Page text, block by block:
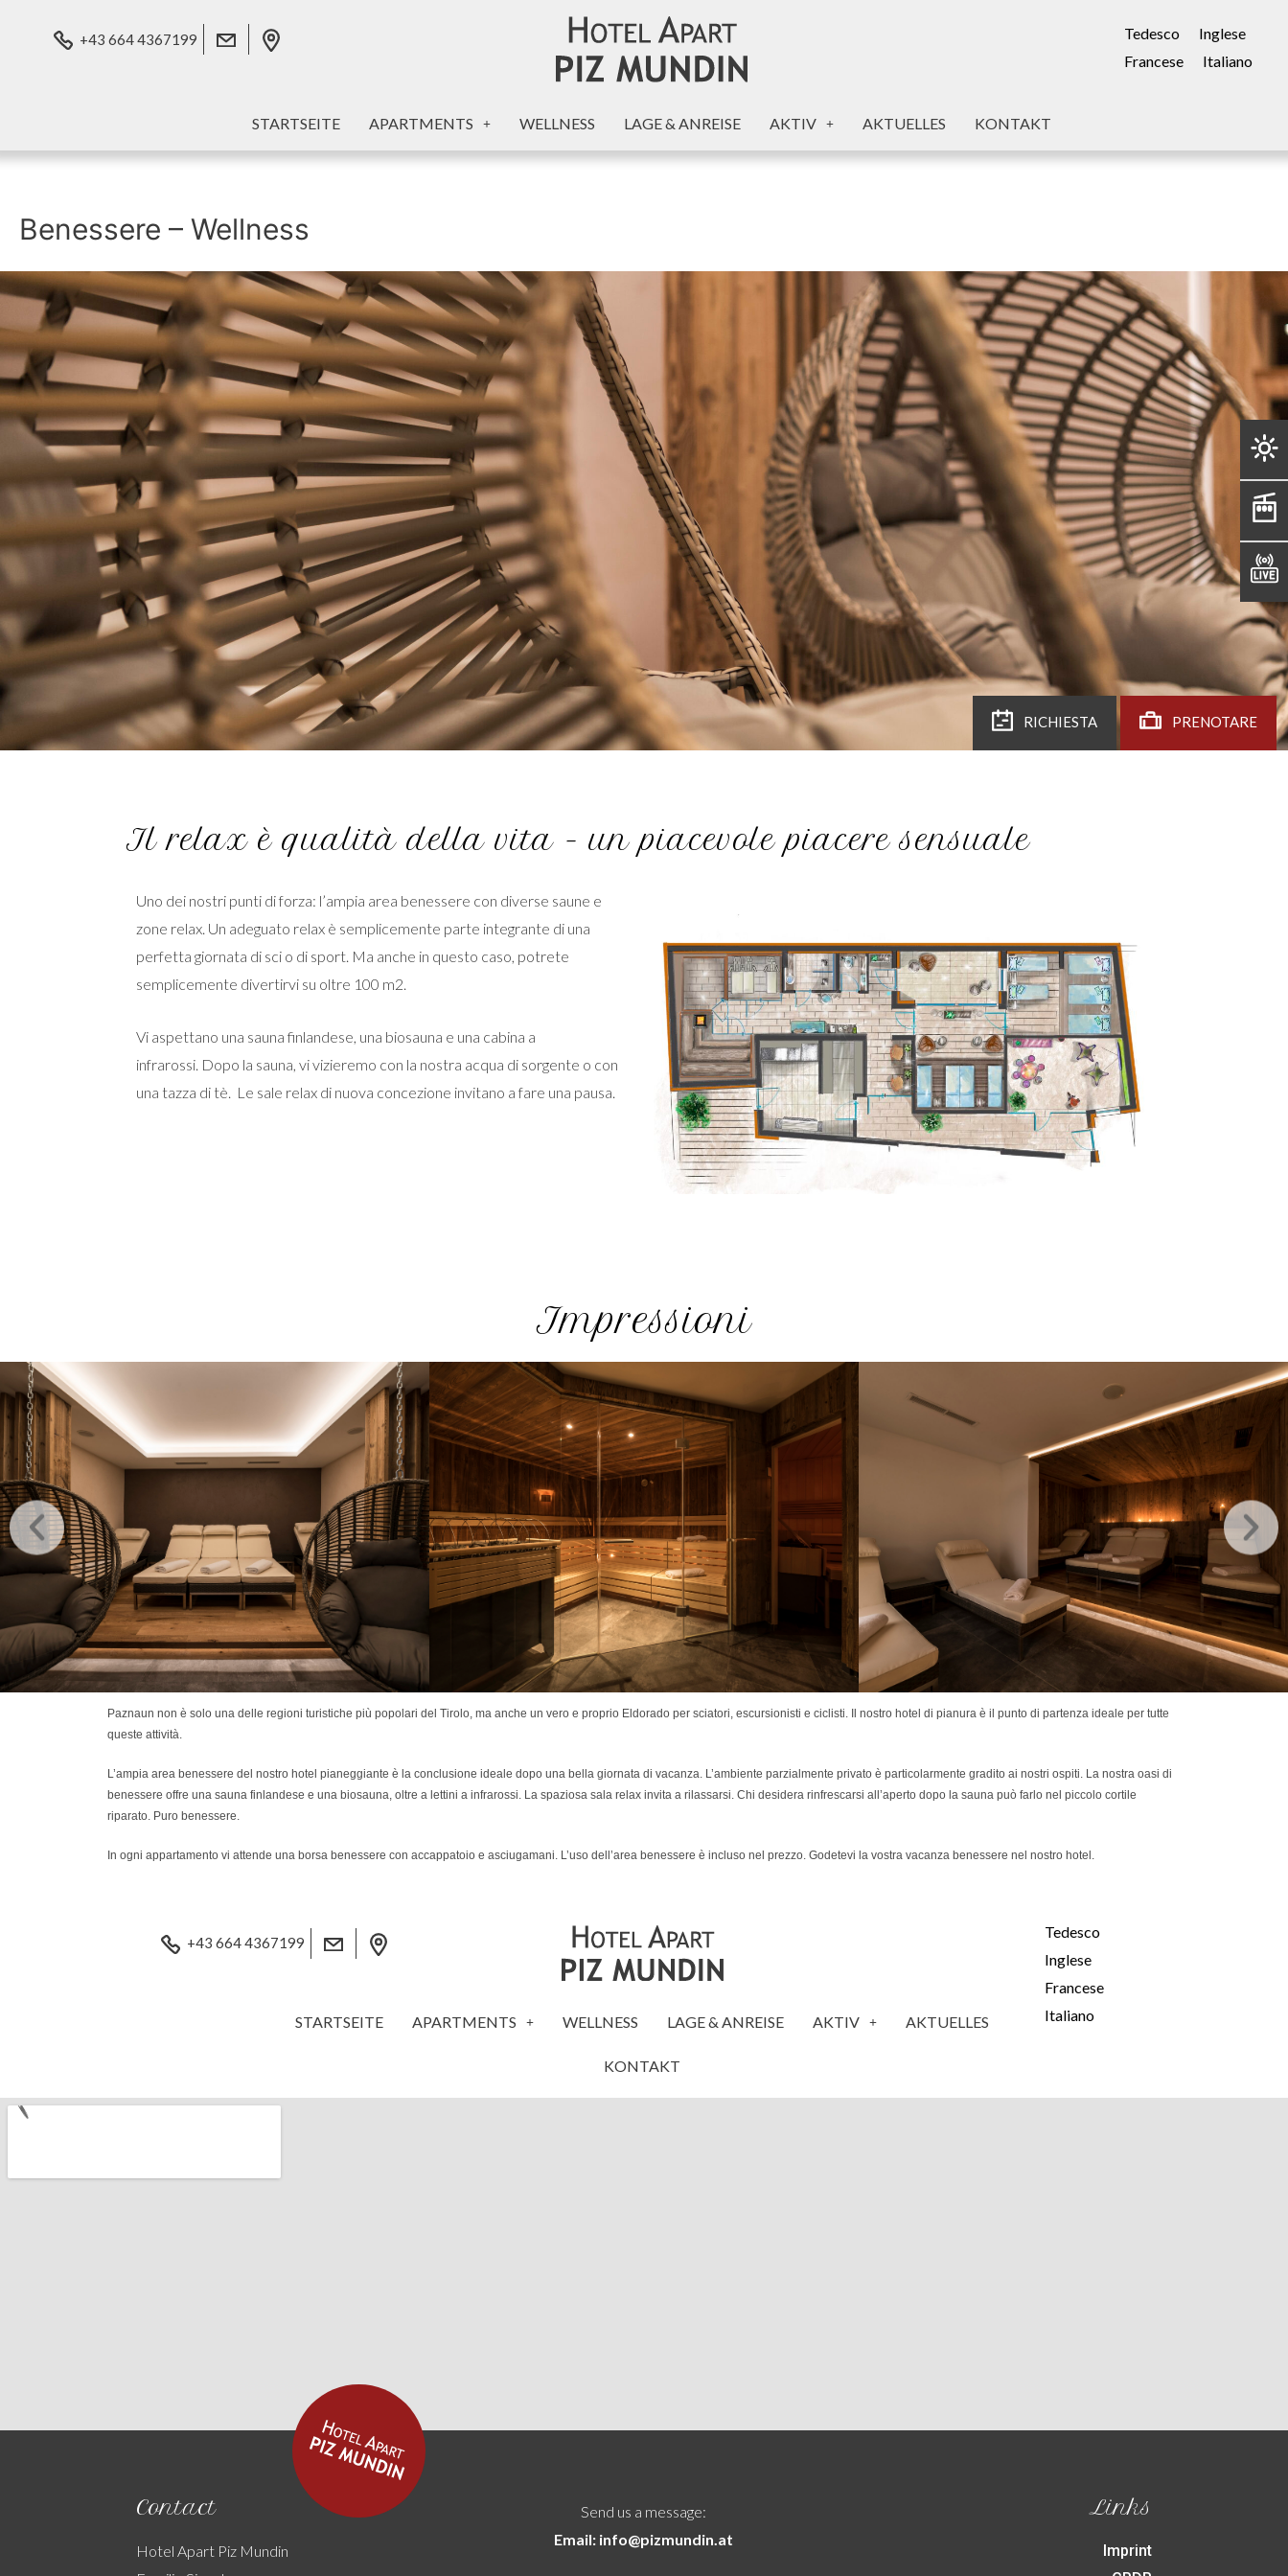
+43 664 4367199
STARTSEITE APARTMENTS WELLNESS LAGE & ANREISE AKTIV AKTUELLES KONTAKT
Tedesco
Inglese
Francese
Italiano
Benessere – Wellness
RICHIESTA PRENOTARE
Il relax è qualità della vita - un piacevole piacere sensuale
Uno dei nostri punti di forza: l’ampia area benessere con diverse saune e
zone relax. Un adeguato relax è semplicemente parte integrante di una
perfetta giornata di sci o di sport. Ma anche in questo caso, potrete
semplicemente divertirvi su oltre 100 m2.
Vi aspettano una sauna finlandese, una biosauna e una cabina a
infrarossi. Dopo la sauna, vi vizieremo con la nostra acqua di sorgente o con
una tazza di tè. Le sale relax di nuova concezione invitano a fare una pausa.
Impressioni
Paznaun non è solo una delle regioni turistiche più popolari del Tirolo, ma anche un vero e proprio Eldorado per sciatori, escursionisti e ciclisti. Il nostro hotel di pianura è il punto di partenza ideale per tutte
queste attività.
L’ampia area benessere del nostro hotel pianeggiante è la conclusione ideale dopo una bella giornata di vacanza. L’ambiente parzialmente privato è particolarmente gradito ai nostri ospiti. La nostra oasi di
benessere offre una sauna finlandese e una biosauna, oltre a lettini a infrarossi. La spaziosa sala relax invita a rilassarsi. Chi desidera rinfrescarsi all’aperto dopo la sauna può farlo nel piccolo cortile
riparato. Puro benessere.
In ogni appartamento vi attende una borsa benessere con accappatoio e asciugamani. L’uso dell’area benessere è incluso nel prezzo. Godetevi la vostra vacanza benessere nel nostro hotel.
+43 664 4367199
STARTSEITE APARTMENTS WELLNESS LAGE & ANREISE AKTIV AKTUELLES
KONTAKT
Tedesco
Inglese
Francese
Italiano
Contact
Hotel Apart Piz Mundin
Send us a message:
Email: info@pizmundin.at
Links
Imprint